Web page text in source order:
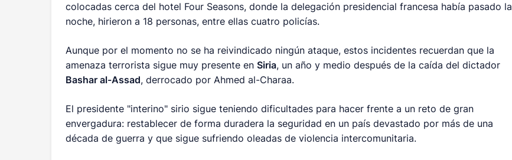
colocadas cerca del hotel Four Seasons, donde la delegación presidencial francesa había pasado la
noche, hirieron a 18 personas, entre ellas cuatro policías.
Aunque por el momento no se ha reivindicado ningún ataque, estos incidentes recuerdan que la
amenaza terrorista sigue muy presente enSiria, un año y medio después de la caída del dictador
Bashar al-Assad, derrocado por Ahmed al-Charaa.
El presidente "interino" sirio sigue teniendo dificultades para hacer frente a un reto de gran
envergadura: restablecer de forma duradera la seguridad en un país devastado por más de una
década de guerra y que sigue sufriendo oleadas de violencia intercomunitaria.